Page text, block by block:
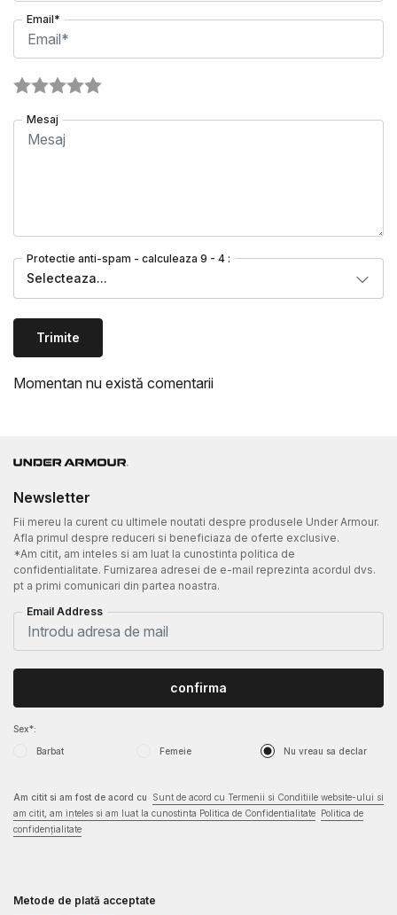
Email*
Mesaj
Protectie anti-spam - calculeaza 9 - 4 :
Selecteaza...
Trimite
Momentan nu există comentarii
Newsletter
Fii mereu la curent cu ultimele noutati despre produsele Under Armour.
Afla primul despre reduceri si beneficiaza de oferte exclusive.
*Am citit, am inteles si am luat la cunostinta politica de
confidentialitate. Furnizarea adresei de e-mail reprezinta acordul dvs.
pt a primi comunicari din partea noastra.
Email Address
Sex*:
Barbat Femeie Nu vreau sa declar
confirma
Am citit si am fost de acord cu
Sunt de acord cu Termenii si Conditiile website-ului si
am citit, am inteles si am luat la cunostinta Politica de Confidentialitate
Politica de
confidențialitate
Metode de plată acceptate